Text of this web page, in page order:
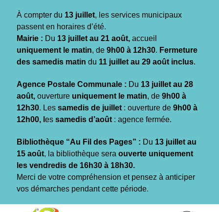
À compter du 13 juillet, les services municipaux
passent en horaires d’été.
Mairie : Du 13 juillet au 21 août, accueil
uniquement le matin, de 9h00 à 12h30. Fermeture
des samedis matin du 11 juillet au 29 août inclus.
Agence Postale Communale : Du 13 juillet au 28
août, ouverture uniquement le matin, de 9h00 à
12h30. Les samedis de juillet : ouverture de 9h00 à
12h00, l es samedis d’août : agence fermée.
Bibliothèque “Au Fil des Pages” : Du 13 juillet au
15 août, la bibliothèque sera ouverte uniquement
les vendredis de 16h30 à 18h30.
Merci de votre compréhension et pensez à anticiper
vos démarches pendant cette période.